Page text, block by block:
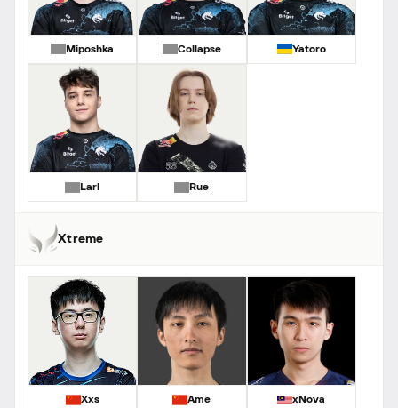
Miposhka Collapse Yatoro
Larl Rue
Xtreme
Xxs Ame xNova